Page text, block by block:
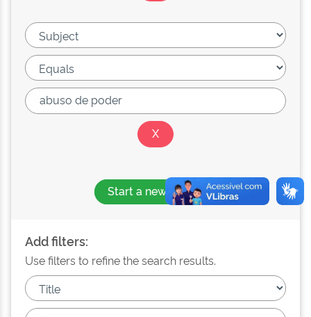
Start a new search
Add filters:
Use filters to refine the search results.